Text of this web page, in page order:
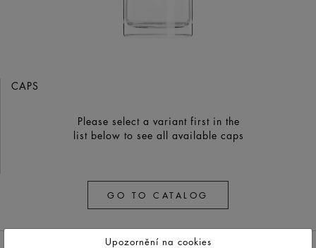
CAPS
Please select a variant first in the
list below to see all available caps
GO TO CATALOG
Upozornění na cookies